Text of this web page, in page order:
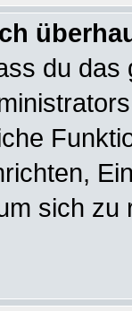
du
sich